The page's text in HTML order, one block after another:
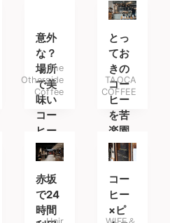
意外
な？
場所
で美
味い
コー
ヒー
との
んび
りチ
ルア
ウト
The
Otherside
Coffee
とっ
てお
きの
コー
ヒー
を苦
楽園
で
TAOCA
COFFEE
赤坂
で24
時間
コー
ヒー
×ピ